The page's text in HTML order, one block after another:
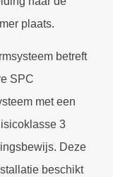
plaats.
betreft
SPC
met een
3
Deze
beschikt